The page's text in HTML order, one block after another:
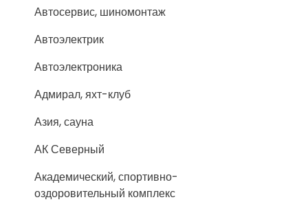
Автосервис, шиномонтаж
Автоэлектрик
Автоэлектроника
Адмирал, яхт-клуб
Азия, сауна
АК Северный
Академический, спортивно-
оздоровительный комплекс